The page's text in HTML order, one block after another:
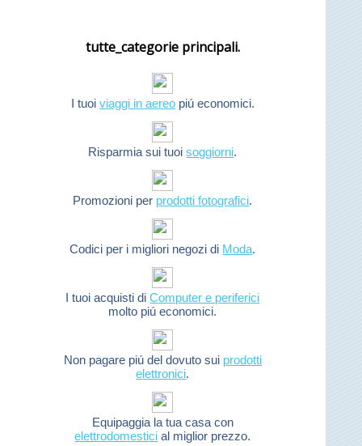
tutte_categorie principali.
I tuoi viaggi in aereopiú economici.
Risparmia sui tuoisoggiorni.
Promozioni per prodotti fotografici.
Codici per i migliori negozi di Moda.
I tuoi acquisti diComputer e periferici
molto piú economici.
Non pagare piú del dovuto sui prodotti
elettronici.
Equipaggia la tua casa con
elettrodomestici al miglior prezzo.